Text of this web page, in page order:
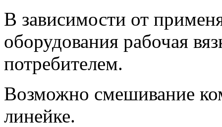
В зависимости от
оборудования рабочая
потребителем.
Возможно смешивание
линейке.